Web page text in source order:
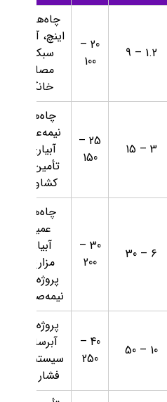
1.2 – 9
20 –
100
اینچ، آبیاری
سبک و
مصارف
خانگی
3 – 15
25 –
150
چاه‌های
نیمه‌عمیق،
آبیاری و
تأمین آب
کشاورزی
6 – 30
30 –
200
چاه‌های
عمیق،
آبیاری
مزارع و
پروژه‌های
نیمه‌صنعتی
10 – 50
40 –
250
پروژه‌های
آبرسانی،
سیستم‌های
فشار قوی